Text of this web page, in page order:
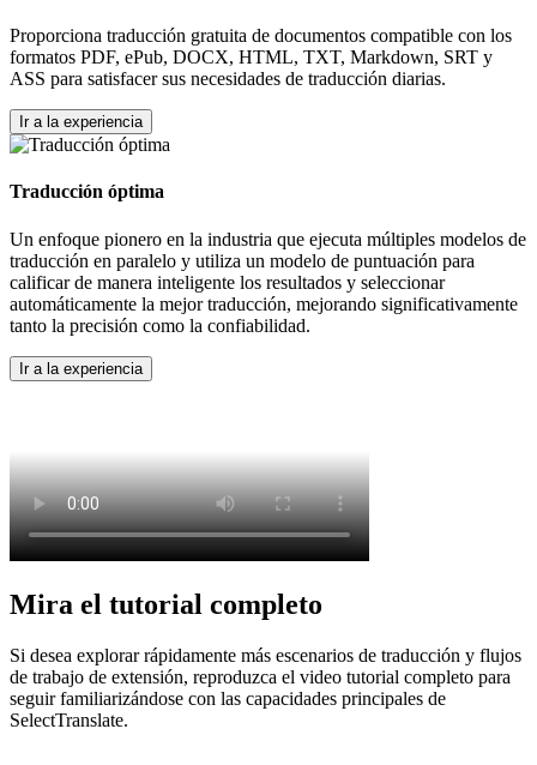
Proporciona traducción gratuita de documentos compatible con los
formatos PDF, ePub, DOCX, HTML, TXT, Markdown, SRT y
ASS para satisfacer sus necesidades de traducción diarias.
Ir a la experiencia
Traducción óptima
Un enfoque pionero en la industria que ejecuta múltiples modelos de
traducción en paralelo y utiliza un modelo de puntuación para
calificar de manera inteligente los resultados y seleccionar
automáticamente la mejor traducción, mejorando significativamente
tanto la precisión como la confiabilidad.
Ir a la experiencia
Mira el tutorial completo
Si desea explorar rápidamente más escenarios de traducción y flujos
de trabajo de extensión, reproduzca el video tutorial completo para
seguir familiarizándose con las capacidades principales de
SelectTranslate.